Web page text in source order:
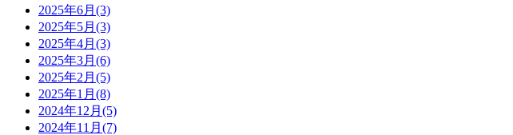
2025年6月(3)
2025年5月(3)
2025年4月(3)
2025年3月(6)
2025年2月(5)
2025年1月(8)
2024年12月(5)
2024年11月(7)